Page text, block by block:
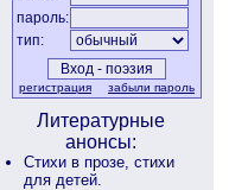
пароль:
тип:
регистрация забыли пароль
Литературные
анонсы:
Стихи в прозе, стихи
для детей.